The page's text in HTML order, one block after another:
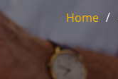
Home